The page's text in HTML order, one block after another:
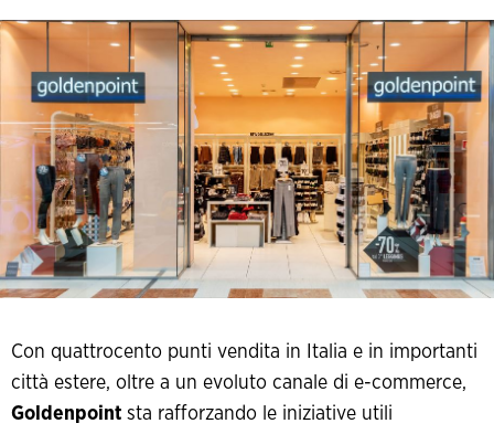
Con quattrocento punti vendita in Italia e in importanti
città estere, oltre a un evoluto canale di e-commerce,
Goldenpoint sta rafforzando le iniziative utili